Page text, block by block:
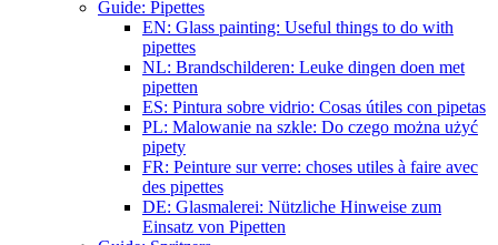
Guide: Pipettes
EN: Glass painting: Useful things to do with
pipettes
NL: Brandschilderen: Leuke dingen doen met
pipetten
ES: Pintura sobre vidrio: Cosas útiles con pipetas
PL: Malowanie na szkle: Do czego można użyć
pipety
FR: Peinture sur verre: choses utiles à faire avec
des pipettes
DE: Glasmalerei: Nützliche Hinweise zum
Einsatz von Pipetten